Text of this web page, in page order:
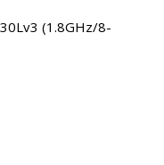
(1.8GHz/8-